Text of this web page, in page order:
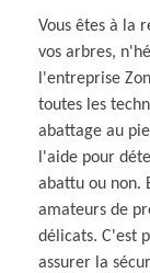
Vous êtes à la
vos arbres,
l'entreprise
toutes les
abattage au
l'aide pour
abattu ou non.
amateurs de
délicats. C'est
assurer la